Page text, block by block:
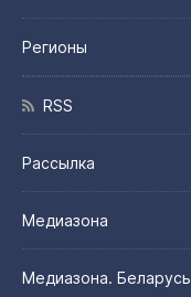
Регионы
RSS
Рассылка
Медиазона
Медиазона. Беларусь